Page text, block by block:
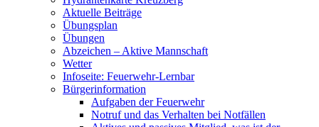
Aktuelle Beiträge
Übungsplan
Übungen
Abzeichen – Aktive Mannschaft
Wetter
Infoseite: Feuerwehr-Lernbar
Bürgerinformation
Aufgaben der Feuerwehr
Notruf und das Verhalten bei Notfällen